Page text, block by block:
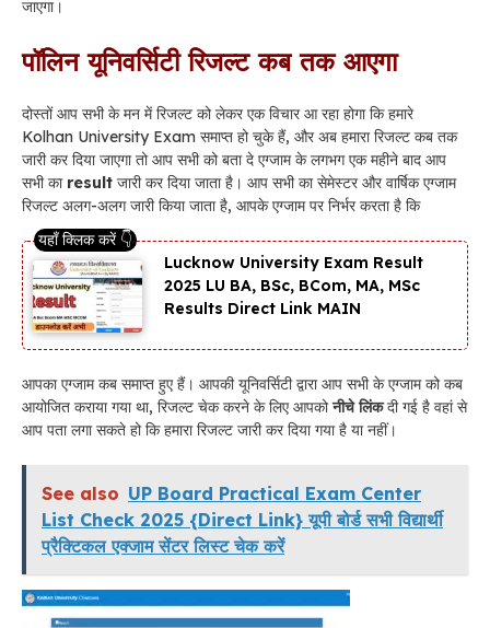
जाएगा।
पॉलिन यूनिवर्सिटी रिजल्ट कब तक आएगा
दोस्तों आप सभी के मन में रिजल्ट को लेकर एक विचार आ रहा होगा कि हमारे
Kolhan University Exam समाप्त हो चुके हैं, और अब हमारा रिजल्ट कब तक
जारी कर दिया जाएगा तो आप सभी को बता दे एग्जाम के लगभग एक महीने बाद आप
सभी का result जारी कर दिया जाता है। आप सभी का सेमेस्टर और वार्षिक एग्जाम
रिजल्ट अलग-अलग जारी किया जाता है, आपके एग्जाम पर निर्भर करता है कि
Lucknow University Exam Result
2025 LU BA, BSc, BCom, MA, MSc
Results Direct Link MAIN
आपका एग्जाम कब समाप्त हुए हैं। आपकी यूनिवर्सिटी द्वारा आप सभी के एग्जाम को कब
आयोजित कराया गया था, रिजल्ट चेक करने के लिए आपकोनीचे लिंकदी गई है वहां से
आप पता लगा सकते हो कि हमारा रिजल्ट जारी कर दिया गया है या नहीं।
See also UP Board Practical Exam Center
List Check 2025 {Direct Link} यूपी बोर्ड सभी विद्यार्थी
प्रैक्टिकल एक्जाम सेंटर लिस्ट चेक करें